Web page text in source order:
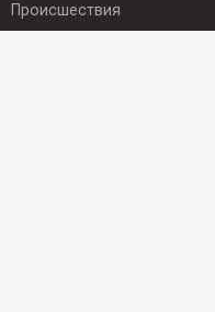
Происшествия